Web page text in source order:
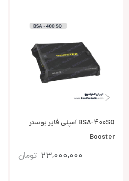
BSA-400SQ آمپلی فایر بوستر
Booster
23,000,000 تومان